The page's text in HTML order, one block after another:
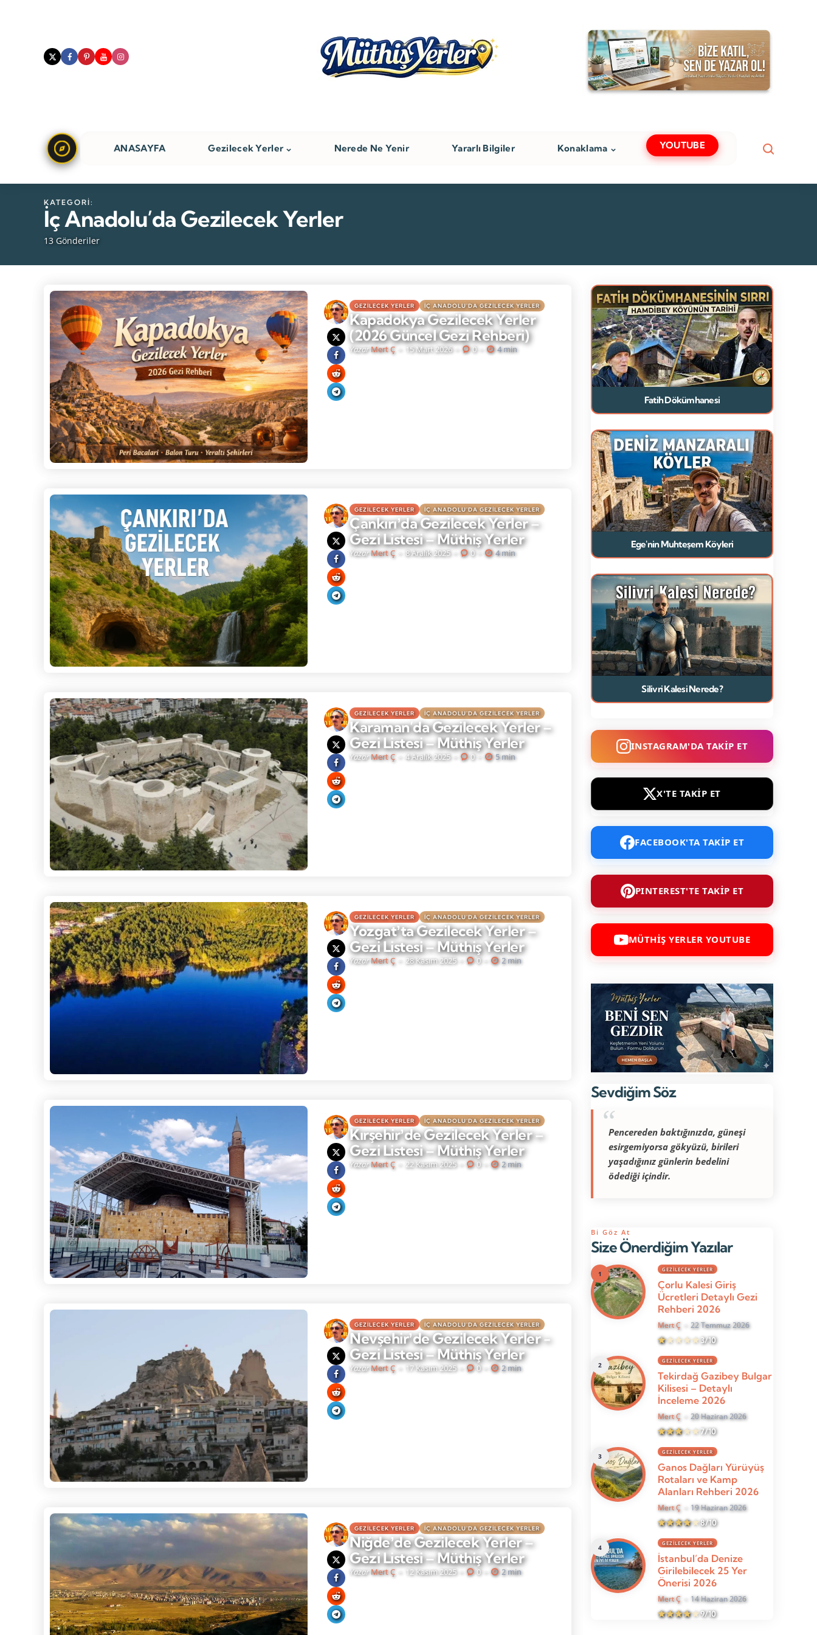
ANASAYFA Gezilecek Yerler Nerede Ne Yenir Yararlı Bilgiler Konaklama YOUTUBE
13 Gönderiler
KATEGORI:
İç Anadolu’da Gezilecek Yerler
GEZILECEK YERLER İÇ ANADOLU'DA GEZILECEK YERLER
Kapadokya Gezilecek Yerler
(2026 Güncel Gezi Rehberi)
YazarMert Ç 15 Mart 2026 0 4 min
GEZILECEK YERLER İÇ ANADOLU'DA GEZILECEK YERLER
Çankırıʼda Gezilecek Yerler –
Gezi Listesi – Müthiş Yerler
Yazar Mert Ç 8 Aralık 2025 0 4 min
GEZILECEK YERLER İÇ ANADOLU'DA GEZILECEK YERLER
Karaman’da Gezilecek Yerler –
Gezi Listesi – Müthiş Yerler
Yazar Mert Ç 4 Aralık 2025 0 5 min
GEZILECEK YERLER İÇ ANADOLU'DA GEZILECEK YERLER
Yozgatʼta Gezilecek Yerler –
Gezi Listesi – Müthiş Yerler
Yazar Mert Ç 28 Kasım 2025 0 2 min
GEZILECEK YERLER İÇ ANADOLU'DA GEZILECEK YERLER
Kırşehirʼde Gezilecek Yerler –
Gezi Listesi – Müthiş Yerler
Yazar Mert Ç 22 Kasım 2025 0 2 min
GEZILECEK YERLER İÇ ANADOLU'DA GEZILECEK YERLER
Nevşehirʼde Gezilecek Yerler -
Gezi Listesi – Müthiş Yerler
Yazar Mert Ç 17 Kasım 2025 0 2 min
GEZILECEK YERLER İÇ ANADOLU'DA GEZILECEK YERLER
Niğdeʼde Gezilecek Yerler –
Gezi Listesi – Müthiş Yerler
Yazar Mert Ç 12 Kasım 2025 0 2 min
Fatih Dökümhanesi
Ege'nin Muhteşem Köyleri
Silivri Kalesi Nerede?
INSTAGRAM'DA TAKİP ET
X'TE TAKİP ET
FACEBOOK'TA TAKİP ET
PINTEREST'TE TAKİP ET
MÜTHİŞ YERLER YOUTUBE
Sevdiğim Söz
Pencereden baktığınızda, güneşi
esirgemiyorsa gökyüzü, birileri
yaşadığınız günlerin bedelini
ödediği içindir.
Size Önerdiğim Yazılar
Bi Göz At
GEZILECEK YERLER
Çorlu Kalesi Giriş
Ücretleri Detaylı Gezi
Rehberi 2026
Mert Ç 22 Temmuz 2026
3/10
GEZILECEK YERLER
Tekirdağ Gazibey Bulgar
Kilisesi – Detaylı
İnceleme 2026
Mert Ç 20 Haziran 2026
7/10
GEZILECEK YERLER
Ganos Dağları Yürüyüş
Rotaları ve Kamp
Alanları Rehberi 2026
Mert Ç 19 Haziran 2026
8/10
GEZILECEK YERLER
İstanbul’da Denize
Girilebilecek 25 Yer
Önerisi 2026
Mert Ç 14 Haziran 2026
9/10